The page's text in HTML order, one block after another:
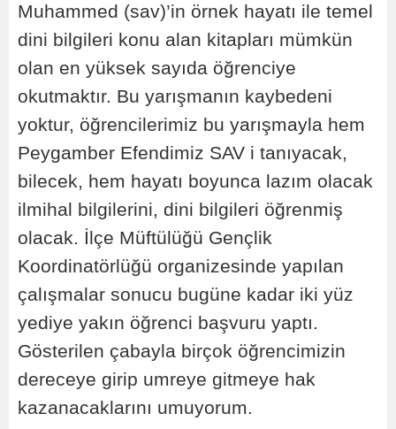
Muhammed (sav)’in örnek hayatı ile temel
dini bilgileri konu alan kitapları mümkün
olan en yüksek sayıda öğrenciye
okutmaktır. Bu yarışmanın kaybedeni
yoktur, öğrencilerimiz bu yarışmayla hem
Peygamber Efendimiz SAV i tanıyacak,
bilecek, hem hayatı boyunca lazım olacak
ilmihal bilgilerini, dini bilgileri öğrenmiş
olacak. İlçe Müftülüğü Gençlik
Koordinatörlüğü organizesinde yapılan
çalışmalar sonucu bugüne kadar iki yüz
yediye yakın öğrenci başvuru yaptı.
Gösterilen çabayla birçok öğrencimizin
dereceye girip umreye gitmeye hak
kazanacaklarını umuyorum.